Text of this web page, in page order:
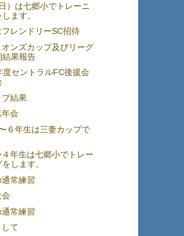
）は七郷小でトレーニ
ます。
レンドリーSC招待
ンズカップ及びリーグ
結果報告
度セントラルFC後援会
プ結果
年会
６年生は三妻カップで
年生は七郷小でトレー
します。
常練習
会
通常練習
て